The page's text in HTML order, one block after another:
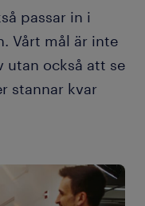
passar in i
Vårt mål är inte
utan också att se
stannar kvar